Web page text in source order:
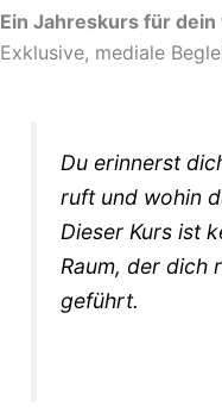
Ein Jahreskurs für
Exklusive, mediale
Du erinnerst
ruft und wohin
Dieser Kurs ist
Raum, der dich
geführt.